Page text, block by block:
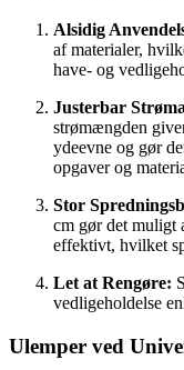
Alsidig
af materialer,
have- og
Justerbar
strømængden
ydeevne og gør
opgaver og
Stor
cm gør det muligt
effektivt, hvilket
Let at Rengøre:
vedligeholdelse
Ulemper ved